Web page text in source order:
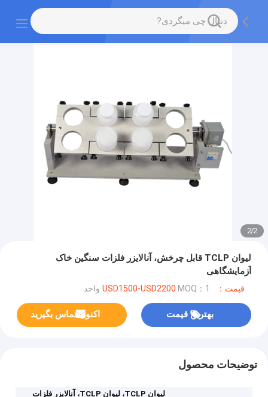
2
/
2
لیوان TCLP قابل چرخش، آنالایزر فلزات سنگین خاک
آزمایشگاهی
قیمت：USD1500-USD2200 MOQ：1 واحد
بهترین قیمت اکنون تماس بگیرید
توضیحات محصول
لیوان TCLP، لیوان TCLP، آنالایزر فلزات